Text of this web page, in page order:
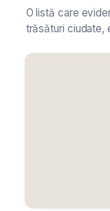
O listă care
trăsături ciudate,